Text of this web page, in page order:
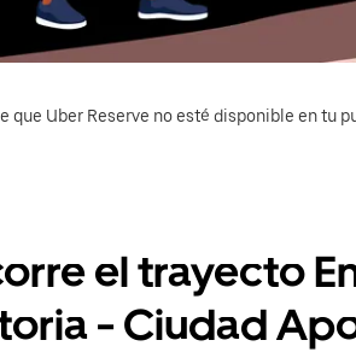
que Uber Reserve no esté disponible en tu
el trayecto
- Ciudad